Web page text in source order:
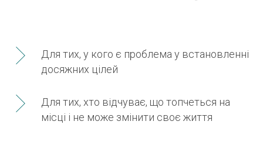
Для тих, у кого є проблема у встановленні
досяжних цілей
Для тих, хто відчуває, що топчеться на
місці і не може змінити своє життя